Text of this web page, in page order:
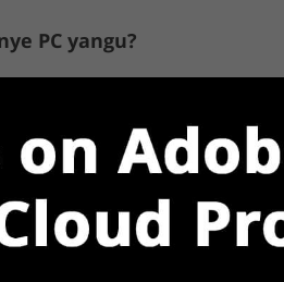
PC yangu?
kiwango cha chini cha
(virusi) ambazo unayo
nao kwa sababu kila kesi